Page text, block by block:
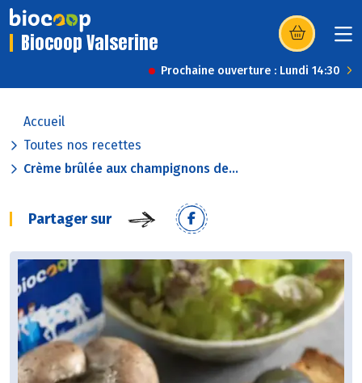
Biocoop Valserine (s’ouvre dans
Prochaine ouverture : Lundi 14:30
Accueil
Toutes nos recettes
Crème brûlée aux champignons de...
Partager sur